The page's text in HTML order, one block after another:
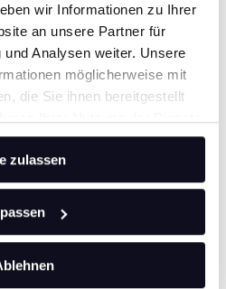
wir Informationen zu Ihrer
an unsere Partner für
Analysen weiter. Unsere
möglicherweise mit
die Sie ihnen bereitgestellt
zulassen
temerrüde düşmüş olacaktır.
kusur bildirimi, garanti süresi
ve katalogda listelenen
onayına uygun olarak
montajı için sadece kalifiye ve
montaj talimatlarına uyulmalıdır.
olarak veya kalifiye olmayan
monte edilen teslimat
talimatlarının yanlış veya